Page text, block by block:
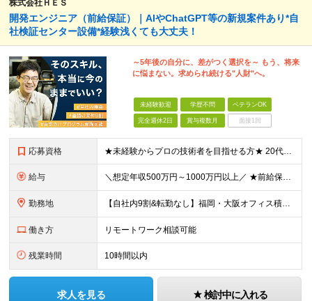
株式会社ＨＥＳ
開発エンジニア（前給保証）｜AIやChatGPT等の新規案件あり*自
社検証センター設備*経験浅くても大丈夫！
～5年後の自分に、差がつく選択を～ もう、将来
に悩まない。求められ続ける"人財"へ。
未経験歓迎 学歴不問 ベテランOK
完全週休2日 賞与複数月 面接1回
応募資格 ★未経験からプロの技術者を目指せる方★ 20代の若手から50代のベテランまで、幅広いエンジニアが活躍中。 何かしらの開発経験をお持ちの方は優遇します。 あなたの適性に合った案件からお任せ。 要件定
給与 ＼想定年収500万円～1000万円以上／ ★前給保証 月給40万円～＋賞与年2回＋決算賞与＋残業代＋各種手当 ※試用期間6カ月（待遇・給与・雇用形態の差異なし） ※スキルや経験により給与を決定いたし
勤務地 【自社内9割&転勤なし】福岡・大阪オフィス積極採用中 東京・福岡・大阪オフィス、プロジェクト先のいずれかでの勤務となります。プロジェクト先での勤務はほとんどありません。 ■東京オフィス：東京都品川区
働き方 リモートワーク相談可能
残業時間 10時間以内
求人を見る 検討中に入れる